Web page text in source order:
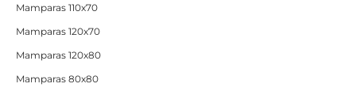
Mamparas 110x70
Mamparas 120x70
Mamparas 120x80
Mamparas 80x80